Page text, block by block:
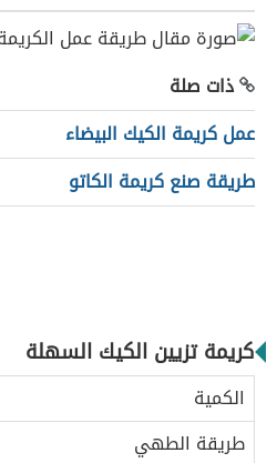
ذات صلة
عمل كريمة الكيك البيضاء
طريقة صنع كريمة الكاتو
كريمة تزيين الكيك السهلة
الكمية
طريقة الطهي